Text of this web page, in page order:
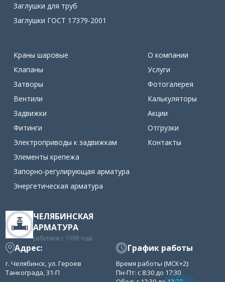
Заглушки для труб
Заглушки ГОСТ 17379-2001
Краны шаровые
Клапаны
Затворы
Вентили
Задвижки
Фитинги
Электроприводы к задвижкам
Элементы крепежа
Запорно-регулирующая арматура
Энергетическая арматура
О компании
Услуги
Фотогалерея
Калькуляторы
Акции
Отгрузки
Контакты
ЧЕЛЯБИНСКАЯ
АРМАТУРА
работаем с 1998 года
Адрес:
г. Челябинск, ул. Героев
Танкограда, 31-П
График работы
Время работы (МСК+2):
Пн-Пт: с 8:30 до 17:30